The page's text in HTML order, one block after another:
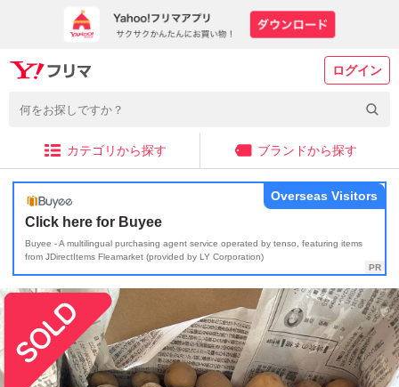
ログイン
カテゴリから探す ブランドから探す
Click here for Buyee
Buyee - A multilingual purchasing agent service operated by tenso, featuring items
from JDirectItems Fleamarket (provided by LY Corporation)
Overseas Visitors